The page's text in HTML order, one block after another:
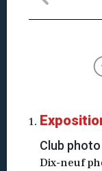
Club
Dix-neuf